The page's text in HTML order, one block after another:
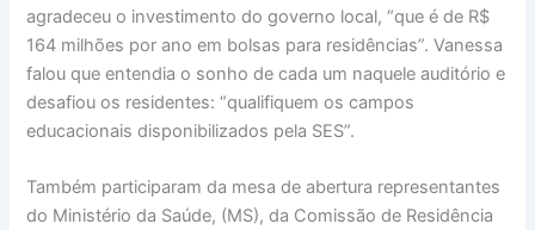
agradeceu o investimento do governo local, “que é de R$
164 milhões por ano em bolsas para residências”. Vanessa
falou que entendia o sonho de cada um naquele auditório e
desafiou os residentes: “qualifiquem os campos
educacionais disponibilizados pela SES”.
Também participaram da mesa de abertura representantes
do Ministério da Saúde, (MS), da Comissão de Residência